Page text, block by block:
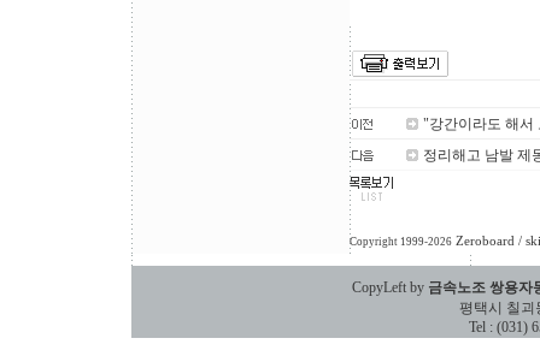
"강간이라도 해서
정리해고 남발 제
Copyright 1999-2026 Zeroboard /
CopyLeft by 금속노조 쌍용자
평택시 칠괴동
Tel : (031)